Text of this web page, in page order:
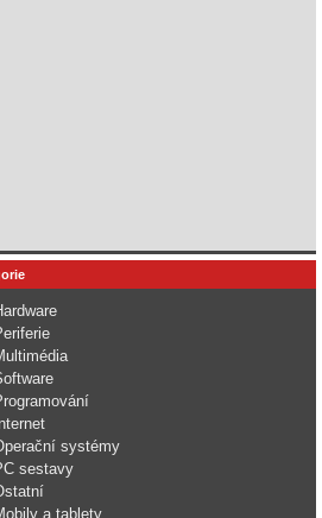
Internet
systémy
sestavy
a tablety